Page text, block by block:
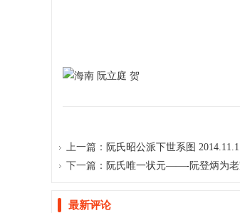
【以上信息欢迎
上一篇： 阮氏昭公派下世系图
下一篇： 阮氏唯一状元——-阮登炳为老
最新评论